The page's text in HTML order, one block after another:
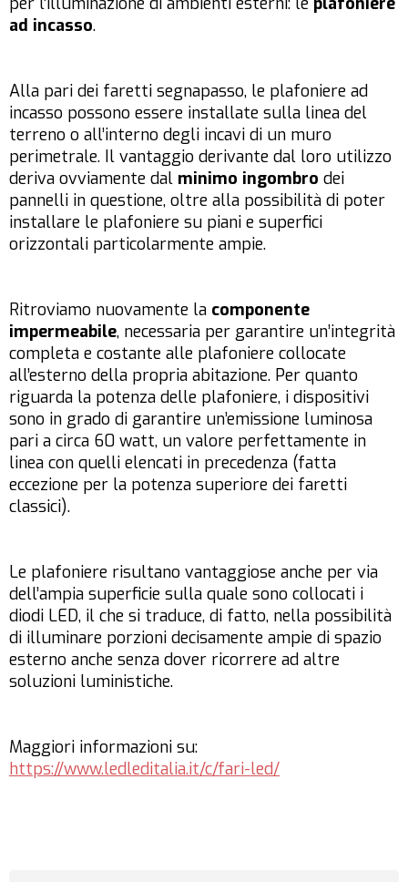
ad incasso.
Alla pari dei faretti segnapasso, le plafoniere ad
incasso possono essere installate sulla linea del
terreno o all’interno degli incavi di un muro
perimetrale. Il vantaggio derivante dal loro utilizzo
deriva ovviamente dal minimo ingombro dei
pannelli in questione, oltre alla possibilità di poter
installare le plafoniere su piani e superfici
orizzontali particolarmente ampie.
Ritroviamo nuovamente la componente
impermeabile, necessaria per garantire un’integrità
completa e costante alle plafoniere collocate
all’esterno della propria abitazione. Per quanto
riguarda la potenza delle plafoniere, i dispositivi
sono in grado di garantire un’emissione luminosa
pari a circa 60 watt, un valore perfettamente in
linea con quelli elencati in precedenza (fatta
eccezione per la potenza superiore dei faretti
classici).
Le plafoniere risultano vantaggiose anche per via
dell’ampia superficie sulla quale sono collocati i
diodi LED, il che si traduce, di fatto, nella possibilità
di illuminare porzioni decisamente ampie di spazio
esterno anche senza dover ricorrere ad altre
soluzioni luministiche.
Maggiori informazioni su:
https://www.ledleditalia.it/c/fari-led/